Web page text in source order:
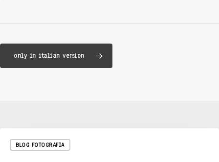
only in italian version
BLOG FOTOGRAFIA
FOTOGRAFARE